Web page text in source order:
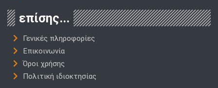
επίσης...
Γενικές πληροφορίες
Επικοινωνία
Όροι χρήσης
Πολιτική ιδιοκτησίας